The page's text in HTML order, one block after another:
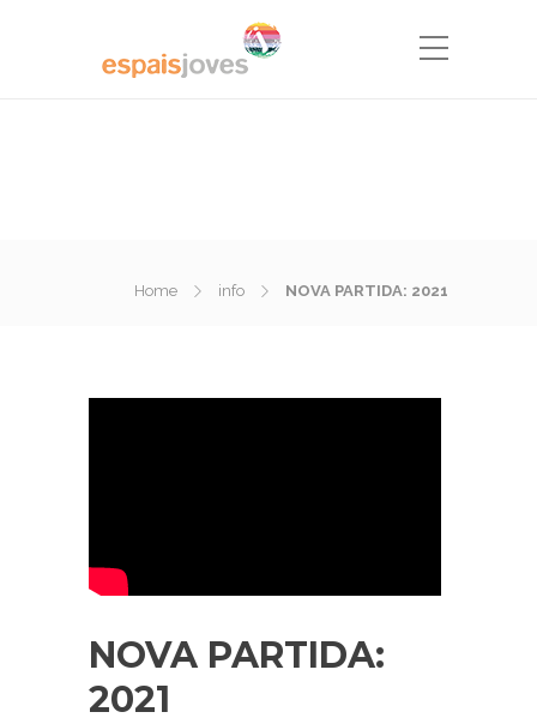
Home info NOVA PARTIDA: 2021
NOVA PARTIDA:
2021